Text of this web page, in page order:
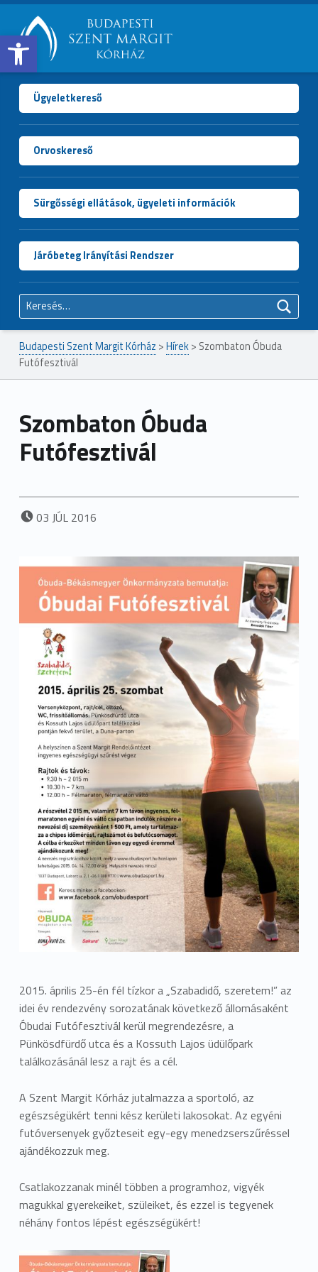
Open toolbar
BUDAPESTI
SZENT
MARGIT
KÓRHÁZ
Ügyeletkereső
Orvoskereső
Sürgősségi ellátások, ügyeleti információk
Járóbeteg Irányítási Rendszer
Keresés:
Budapesti Szent Margit Kórház >Hírek> Szombaton Óbuda
Futófesztivál
Szombaton Óbuda
Futófesztivál
POSTED ON:
03 JÚL 2016
2015. április 25-én fél tízkor a „Szabadidő, szeretem!” az
idei év rendezvény sorozatának következő állomásaként
Óbudai Futófesztivál kerül megrendezésre, a
Pünkösdfürdő utca és a Kossuth Lajos üdülőpark
találkozásánál lesz a rajt és a cél.
A Szent Margit Kórház jutalmazza a sportoló, az
egészségükért tenni kész kerületi lakosokat. Az egyéni
futóversenyek győzteseit egy-egy menedzserszűréssel
ajándékozzuk meg.
Csatlakozzanak minél többen a programhoz, vigyék
magukkal gyerekeiket, szüleiket, és ezzel is tegyenek
néhány fontos lépést egészségükért!